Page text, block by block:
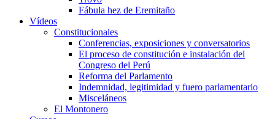
Fábula hez de Eremitaño
Vídeos
Constitucionales
Conferencias, exposiciones y conversatorios
El proceso de constitución e instalación del
Congreso del Perú
Reforma del Parlamento
Indemnidad, legitimidad y fuero parlamentario
Misceláneos
El Montonero